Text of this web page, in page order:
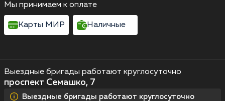
Выездные бригады работают круглосуточно
проспект Семашко, 7
Выездные бригады работают круглосуточно
Мы принимаем к оплате
Карты МИР Наличные